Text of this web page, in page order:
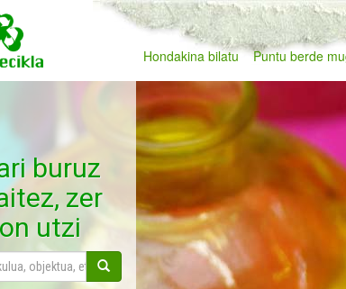
Hondakina bilatu Puntu berde
buruz
zer
utzi